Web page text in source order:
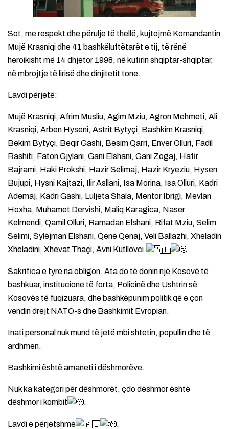
Sot, me respekt dhe përulje të thellë, kujtojmë Komandantin
Mujë Krasniqi dhe 41 bashkëluftëtarët e tij, të rënë
heroikisht më 14 dhjetor 1998, në kufirin shqiptar-shqiptar,
në mbrojtje të lirisë dhe dinjitetit tone.
Lavdi përjetë:
Mujë Krasniqi, Afrim Musliu, Agim Mziu, Agron Mehmeti, Ali
Krasniqi, Arben Hyseni, Astrit Bytyçi, Bashkim Krasniqi,
Bekim Bytyçi, Beqir Gashi, Besim Qarri, Enver Olluri, Fadil
Rashiti, Faton Gjylani, Gani Elshani, Gani Zogaj, Hafir
Bajrami, Haki Prokshi, Hazir Selimaj, Hazir Kryeziu, Hysen
Bujupi, Hysni Kajtazi, Ilir Asllani, Isa Morina, Isa Olluri, Kadri
Ademaj, Kadri Gashi, Luljeta Shala, Mentor Ibrigi, Mevlan
Hoxha, Muhamet Dervishi, Maliq Karagica, Naser
Kelmendi, Qamil Olluri, Ramadan Elshani, Rifat Mziu, Selim
Selimi, Sylëjman Elshani, Qenë Qenaj, Veli Ballazhi, Xheladin
Xheladini, Xhevat Thaçi, Avni Kutllovci.
Sakrifica e tyre na obligon. Ata do të donin një Kosovë të
bashkuar, institucione të forta, Policinë dhe Ushtrin së
Kosovës të fuqizuara, dhe bashkëpunim politik që e çon
vendin drejt NATO-s dhe Bashkimit Evropian.
Inati personal nuk mund të jetë mbi shtetin, popullin dhe të
ardhmen.
Bashkimi është amaneti i dëshmorëve.
Nuk ka kategori për dëshmorët, çdo dëshmor është
dëshmor i kombit
.
Lavdi e përjetshme .